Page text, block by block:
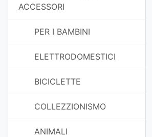
ACCESSORI
PER I BAMBINI
ELETTRODOMESTICI
BICICLETTE
COLLEZZIONISMO
ANIMALI